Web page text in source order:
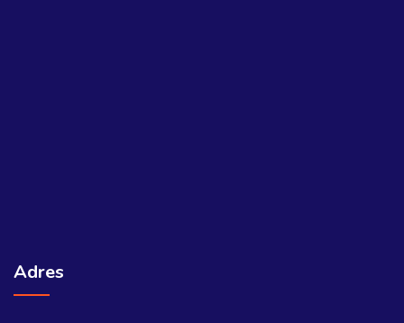
Adres